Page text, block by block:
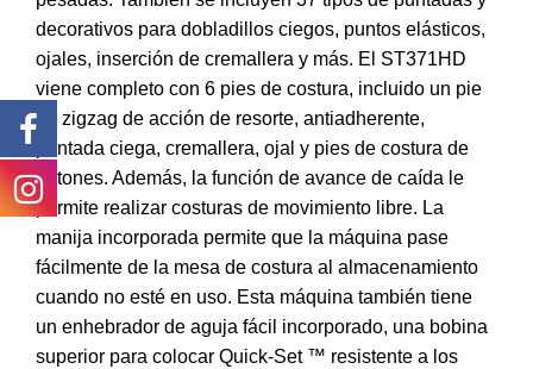
decorativos para dobladillos ciegos, puntos elásticos,
ojales, inserción de cremallera y más. El ST371HD
viene completo con 6 pies de costura, incluido un pie
de zigzag de acción de resorte, antiadherente,
puntada ciega, cremallera, ojal y pies de costura de
botones. Además, la función de avance de caída le
permite realizar costuras de movimiento libre. La
manija incorporada permite que la máquina pase
fácilmente de la mesa de costura al almacenamiento
cuando no esté en uso. Esta máquina también tiene
un enhebrador de aguja fácil incorporado, una bobina
superior para colocar Quick-Set ™ resistente a los